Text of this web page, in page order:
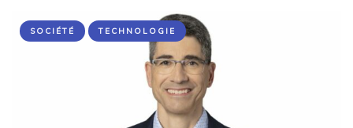
SOCIÉTÉ TECHNOLOGIE